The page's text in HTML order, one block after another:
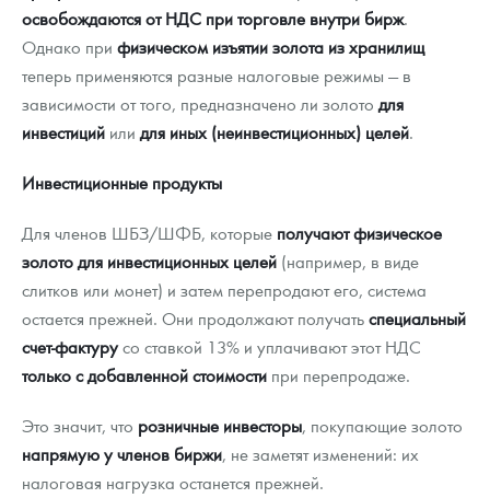
освобождаются от НДС при торговле внутри бирж.
Однако при физическом изъятии золота из хранилищ
теперь применяются разные налоговые режимы — в
зависимости от того, предназначено ли золотодля
инвестиций илидля иных (неинвестиционных) целей.
Инвестиционные продукты
Для членов ШБЗ/ШФБ, которые получают физическое
золото для инвестиционных целей (например, в виде
слитков или монет) и затем перепродают его, система
остается прежней. Они продолжают получатьспециальный
счет-фактурусо ставкой 13% и уплачивают этот НДС
только с добавленной стоимости при перепродаже.
Это значит, что розничные инвесторы, покупающие золото
напрямую у членов биржи, не заметят изменений: их
налоговая нагрузка останется прежней.